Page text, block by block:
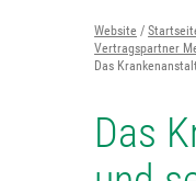
Website
Vertragspartner
Das
Das